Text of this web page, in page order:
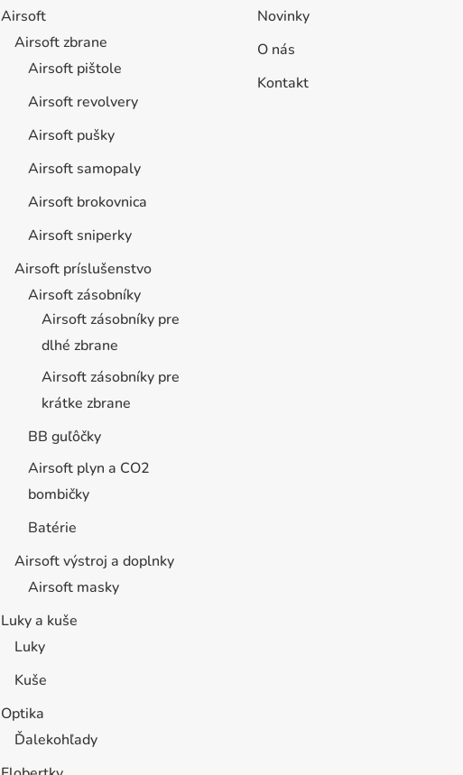
Airsoft
Airsoft zbrane
Airsoft pištole
Airsoft revolvery
Airsoft pušky
Airsoft samopaly
Airsoft brokovnica
Airsoft sniperky
Airsoft príslušenstvo
Airsoft zásobníky
Airsoft zásobníky pre
dlhé zbrane
Airsoft zásobníky pre
krátke zbrane
BB guľôčky
Airsoft plyn a CO2
bombičky
Batérie
Airsoft výstroj a doplnky
Airsoft masky
Luky a kuše
Luky
Kuše
Optika
Ďalekohľady
Novinky
O nás
Kontakt